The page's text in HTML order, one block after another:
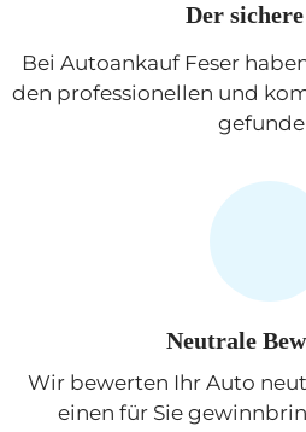
Der
Bei Autoankauf Feser
den professionellen und
Neutrale
Wir bewerten Ihr Auto
einen für Sie